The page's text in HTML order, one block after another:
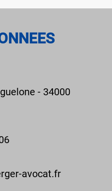
- 34000
avocat.fr